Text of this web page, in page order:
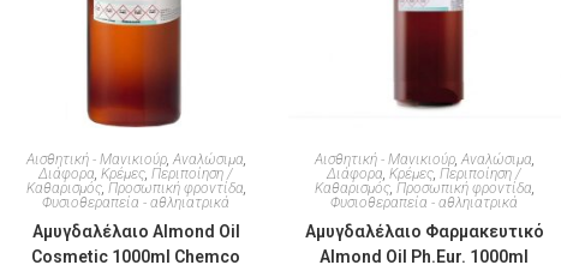
Αισθητική - Μανικιούρ, Αναλώσιμα,
Διάφορα,Κρέμες,Περιποίηση /
Καθαρισμός, Προσωπική φροντίδα,
Φυσιοθεραπεία - αθληιατρικά
Αμυγδαλέλαιο Almond Oil
Cosmetic 1000ml Chemco
Αισθητική - Μανικιούρ, Αναλώσιμα,
Διάφορα,Κρέμες,Περιποίηση /
Καθαρισμός, Προσωπική φροντίδα,
Φυσιοθεραπεία - αθληιατρικά
Αμυγδαλέλαιο Φαρμακευτικό
Almond Oil Ph.Eur. 1000ml